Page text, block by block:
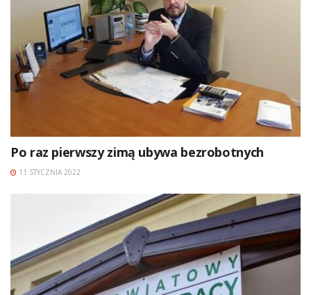
Po raz pierwszy zimą ubywa bezrobotnych
11 STYCZNIA 2022